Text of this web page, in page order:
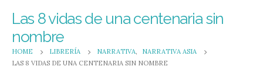
Las 8 vidas de una centenaria sin
nombre
HOME LIBRERÍA NARRATIVA,
NARRATIVA ASIA
LAS 8 VIDAS DE UNA CENTENARIA SIN NOMBRE